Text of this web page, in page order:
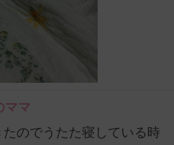
マ
のでうたた寝している時